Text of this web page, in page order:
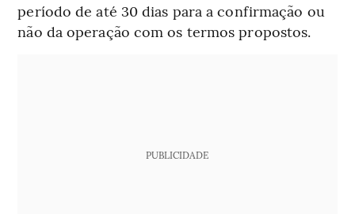
período de até 30 dias para a confirmação ou
não da operação com os termos propostos.
PUBLICIDADE